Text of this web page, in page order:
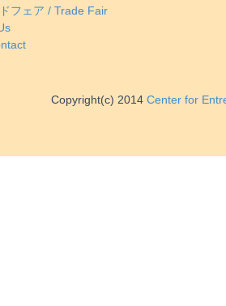
フェア / Trade Fair
Copyright(c) 2014 Center for